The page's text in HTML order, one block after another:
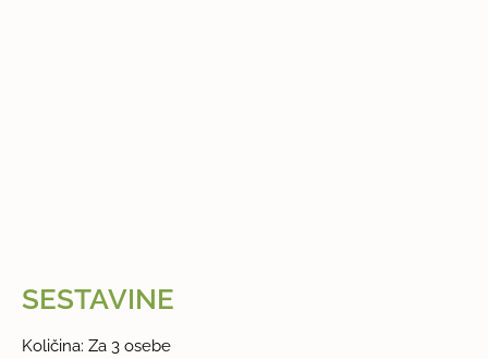
SESTAVINE
Količina: Za 3 osebe